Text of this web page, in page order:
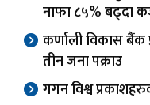
नाफा ८५% बढ्दा
कर्णाली विकास
तीन जना पक्राउ
गगन विश्व